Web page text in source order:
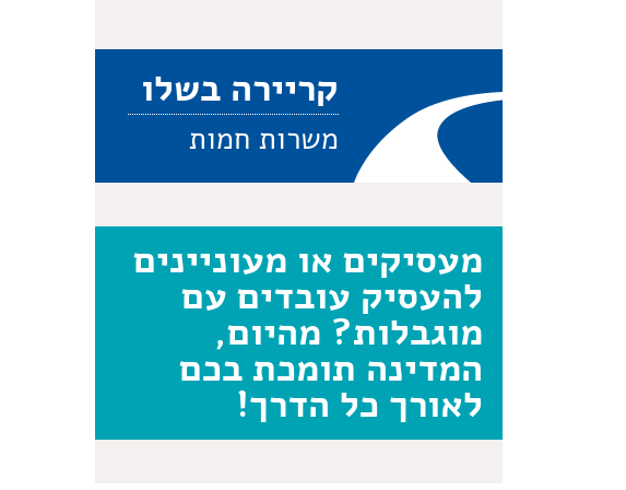
קריירה בשלו
משרות חמות
מעסיקים או מעוניינים
להעסיק עובדים עם
מוגבלות? מהיום,
המדינה תומכת בכם
לאורך כל הדרך!